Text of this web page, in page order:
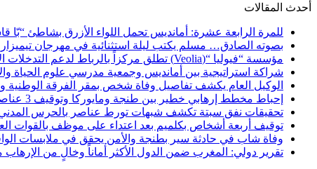
أحدث المقالات
للمرة الرابعة عشرة: أمانديس تحمل اللواء الأزرق بشاطئ “بّا
بصوته الصادق… مسلم يكتب ليلة استثنائية في مهرجان
مؤسسة “فيوليا “(Veolia) تطلق مركزاً بالرباط لدعم التدخلات الإنسانية في إفريقيا والشرق الأدنى والشرق الأوسط
شراكة استراتيجية بين أمانديس وجمعية مدرسي علوم الحياة
الوكيل العام يكشف تفاصيل وفاة شخص بمقر الفرقة الوطنية
إحباط مخطط إرهابي خطير بين طنجة ومايوركا وتوقيف 3 عناصر
تحقيقات نفق سبتة تكشف شبهات تورط عناصر بالحرس
توقيف أربعة أشخاص بكلميم بعد اعتداء على موظف بالقوات
وفاة شاب في حادثة سير بطنجة والأمن يحقق في ملابسات
تقرير دولي: المغرب ضمن الدول الأكثر أماناً وخالٍ من الإرهاب منذ